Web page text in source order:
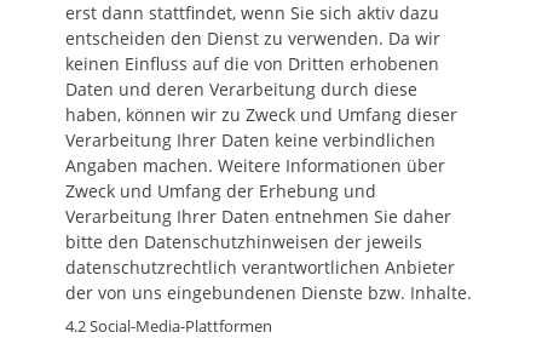
erst dann stattfindet, wenn Sie sich aktiv dazu
entscheiden den Dienst zu verwenden. Da wir
keinen Einfluss auf die von Dritten erhobenen
Daten und deren Verarbeitung durch diese
haben, können wir zu Zweck und Umfang dieser
Verarbeitung Ihrer Daten keine verbindlichen
Angaben machen. Weitere Informationen über
Zweck und Umfang der Erhebung und
Verarbeitung Ihrer Daten entnehmen Sie daher
bitte den Datenschutzhinweisen der jeweils
datenschutzrechtlich verantwortlichen Anbieter
der von uns eingebundenen Dienste bzw. Inhalte.
4.2 Social-Media-Plattformen